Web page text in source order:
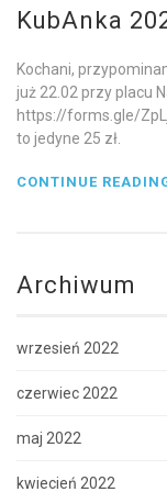
KubAnka
Kochani,
już 22.02 przy placu
https://forms.gle/
to jedyne 25 zł.
CONTINUE
Archiwum
wrzesień 2022
czerwiec 2022
maj 2022
kwiecień 2022